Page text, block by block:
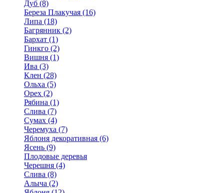
Дуб (8)
Береза Плакучая (16)
Липа (18)
Багрянник (2)
Бархат (1)
Гинкго (2)
Вишня (1)
Ива (3)
Клен (28)
Ольха (5)
Орех (2)
Рябина (1)
Слива (7)
Сумах (4)
Черемуха (7)
Яблоня декоративная (6)
Ясень (9)
Плодовые деревья
Черешня (4)
Слива (8)
Алыча (2)